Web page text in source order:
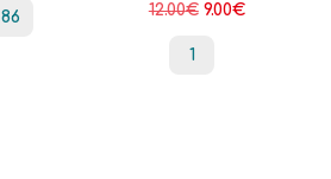
86
12.00€ 9.00€
1